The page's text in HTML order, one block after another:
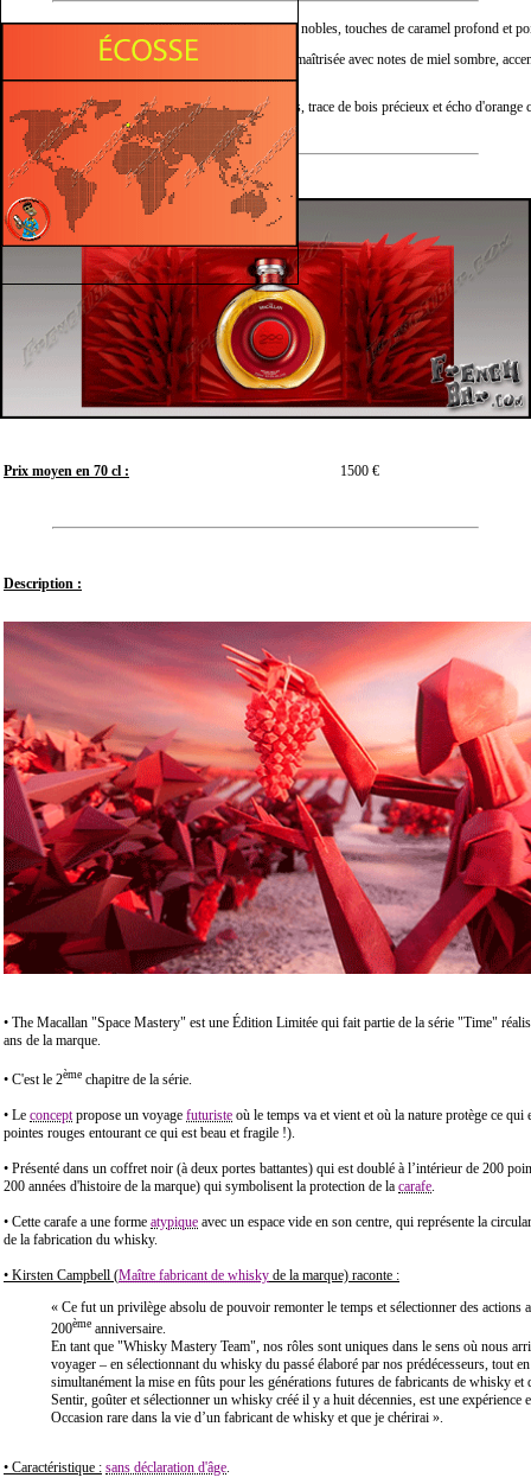
Nez : Alliance de fruits secs nobles, touches de caramel profond et
Déploie une intensité maîtrisée avec notes de miel sombre,
fruits rouges mûrs.
Finale :
S’étire sur épices fines, trace de bois précieux et écho d'orange
Prix moyen en 70 cl : 1500 €
Description :
• The Macallan "Space Mastery" est une Édition Limitée qui fait partie de la série "Time"
ans de la marque.
• C'est le 2ème chapitre de la série.
• Le conceptpropose un voyage futuriste où le temps va et vient et où la nature protège ce qui
pointes rouges entourant ce qui est beau et fragile !).
• Présenté dans un coffret noir (à deux portes battantes) qui est doublé à l’intérieur de 200
200 années d'histoire de la marque) qui symbolisent la protection de la carafe.
• Cette carafe a une forme atypique avec un espace vide en son centre, qui représente la
de la fabrication du whisky.
• Kirsten Campbell (Maître fabricant de whisky de la marque) raconte :
« Ce fut un privilège absolu de pouvoir remonter le temps et sélectionner des actions
200ème anniversaire.
En tant que "Whisky Mastery Team", nos rôles sont uniques dans le sens où nous
voyager – en sélectionnant du whisky du passé élaboré par nos prédécesseurs, tout
simultanément la mise en fûts pour les générations futures de fabricants de whisky et
Sentir, goûter et sélectionner un whisky créé il y a huit décennies, est une expérience
Occasion rare dans la vie d’un fabricant de whisky et que je chérirai ».
• Caractéristique : sans déclaration d'âge.